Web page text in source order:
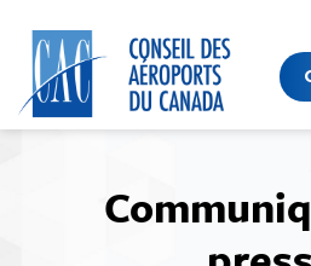
content